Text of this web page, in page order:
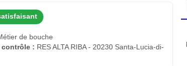
de bouche
contrôle : RES ALTA RIBA - 20230 Santa-Lucia-di-